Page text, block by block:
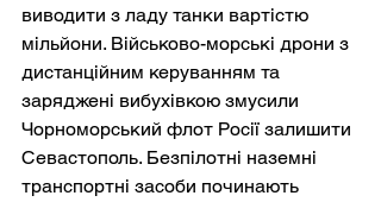
виводити з ладу танки вартістю
мільйони. Військово-морські дрони з
дистанційним керуванням та
заряджені вибухівкою змусили
Чорноморський флот Росії залишити
Севастополь. Безпілотні наземні
транспортні засоби починають